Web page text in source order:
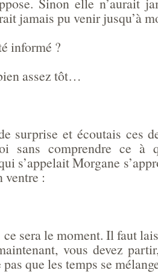
jamais pu venir jusqu’à
informé ?
assez tôt…
surprise et écoutais ces
sans comprendre ce à
s’appelait Morgane
ventre :
sera le moment. Il faut
vous devez
pas que les temps se